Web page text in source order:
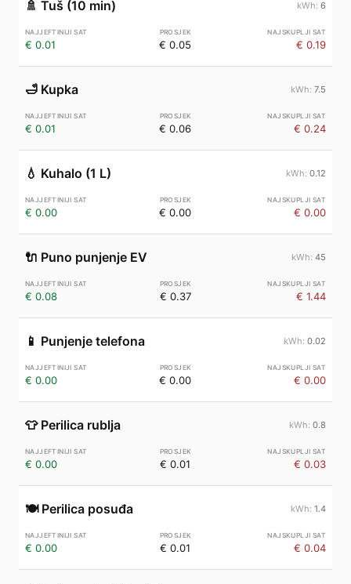
🚿 Tuš (10 min) 6
€ 0.01 € 0.05 € 0.19
🛁 Kupka 7.5
€ 0.01 € 0.06 € 0.24
💧 Kuhalo (1 L) 0.12
€ 0.00 € 0.00 € 0.00
🔌 Puno punjenje EV 45
€ 0.08 € 0.37 € 1.44
📱 Punjenje telefona 0.02
€ 0.00 € 0.00 € 0.00
👕 Perilica rublja 0.8
€ 0.00 € 0.01 € 0.03
🍽️ Perilica posuđa 1.4
€ 0.00 € 0.01 € 0.04